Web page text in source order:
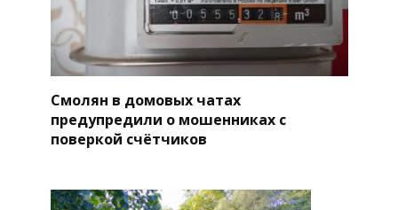
Смолян в домовых чатах
предупредили о мошенниках с
поверкой счётчиков